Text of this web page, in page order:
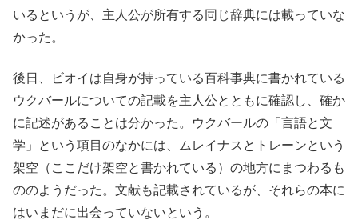
いるというが、主人公が所有する同じ辞典には載っていな
かった。
後日、ビオイは自身が持っている百科事典に書かれている
ウクバールについての記載を主人公とともに確認し、確か
に記述があることは分かった。ウクバールの「言語と文
学」という項目のなかには、ムレイナスとトレーンという
架空（ここだけ架空と書かれている）の地方にまつわるも
ののようだった。文献も記載されているが、それらの本に
はいまだに出会っていないという。